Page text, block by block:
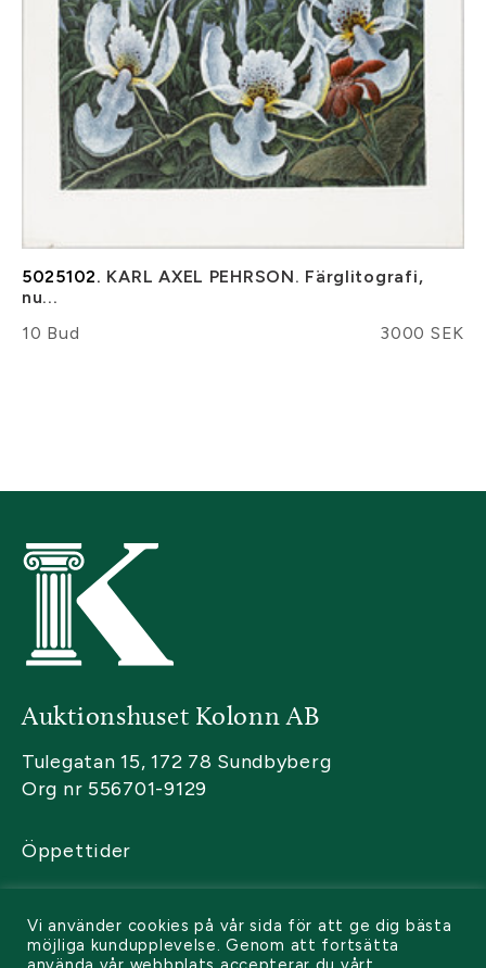
5025102. KARL AXEL PEHRSON. Färglitografi,
nu...
10 Bud
3000 SEK
Auktionshuset Kolonn AB
Tulegatan 15, 172 78 Sundbyberg
Org nr 556701-9129
Öppettider
Kontakta oss
Sälja
Vi använder cookies på vår sida för att ge dig bästa
möjliga kundupplevelse. Genom att fortsätta